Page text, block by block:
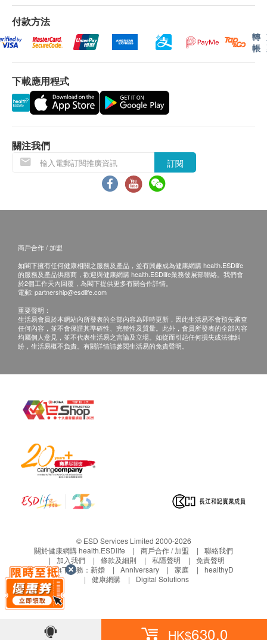
淋病菌DNA測試
*此化驗項目需要留取早上第一次及第一段的小便樣本作化
驗。請注意，此項目並不適用於用小便以外的其他特殊採樣
(自行採樣或醫生採樣)方法。如有查詢，請聯絡我們客服
HK$450.0
貧血檢查 2
全血計數、鐵、鐵蛋白、血紅素成份分析
腎功能檢驗
鈉、鉀、氯、重碳酸鹽、尿素、肌酸酐
凝血檢查
糖尿病跟進檢查
空腹血糖、糖化血紅素、尿微球蛋白、尿液常規檢驗
HK$420.0
男性腫瘤指標1
甲種胎兒蛋白、癌胚抗原、前列腺特異抗原、癌抗原19.9(胰
臟)
HK$950.0
臟)、艾巴氏病毒抗體
HK$1,500.0
男性腫瘤指標3
甲種胎兒蛋白、癌胚抗原、前列腺特異抗原、癌抗原
臟)、癌抗原72.4 (
毒抗體(EA+NA) IgA
HK$ 2,400.0
、癌抗原15.3 (乳房)
HK$1,200.0
女性腫瘤指標2
甲種胎兒蛋白、癌胚抗原、癌抗原
(卵巢)、癌抗原
有關此服務/產品的錯漏或延誤，或因使用此服務/
產品而引致的損失、損害、受傷或法律訴訟，健康
網購health.ESDlife概不負責。一切有關的索償或
查詢，須向提供服務之體檢中心或商戶提出。
診所地址：
佐敦
九龍佐敦道23-29號新寶廣場19樓電話: 2850 6986
星期六: 上午十時至下午二時
星期日及公眾假期休息
佐敦
HK$630.0
付款方法
轉
帳
下載應用程式
關注我們
訂閱
商戶合作 / 加盟
如閣下擁有任何健康相關之服務及產品，並有興趣成為健康網購 health.ESDlife
的服務及產品供應商，歡迎與健康網購 health.ESDlife業務發展部聯絡。我們會
於2個工作天內回覆，為閣下提供更多有關合作詳情。
電郵: partnership@esdlife.com
重要聲明：
生活易會員於本網站內所發表的全部內容為即時更新，因此生活易不會預先審查
任何內容，並不會保證其準確性、完整性及質量。此外，會員所發表的全部內容
均屬個人意見，並不代表生活易之言論及立場。如從而引起任何損失或法律糾
紛，生活易概不負責。有關詳情請參閱生活易的免責聲明。
© ESD Services Limited 2000-2026
關於健康網購 health.ESDlife
商戶合作 / 加盟
聯絡我們
加入我們
條款及細則 私隱聲明
免責聲明
生活易旗下業務： 新婚 Anniversary 家庭
healthyD
健康網購
Digital Solutions